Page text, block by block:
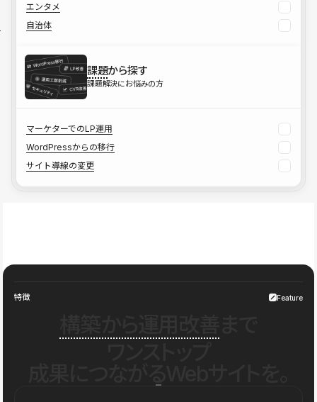
エンタメ
自治体
課題から探す
課題解決にお悩みの方
マーケターでのLP運用
WordPressからの移行
サイト導線の変更
特徴 Feature